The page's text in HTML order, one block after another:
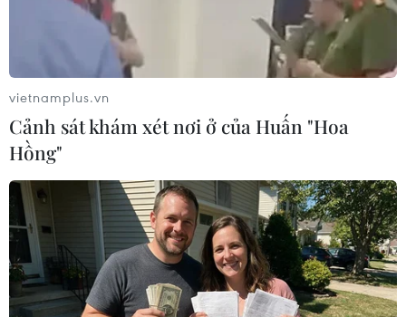
Bộ Ngoại giao UAE nhấn mạnh việc mở lại Đại sứ quán
tại Beirut phản ánh cam kết của nước này trong việc hỗ
trợ sự ổn định, phát triển ở Liban trên nhiều lĩnh vực.
vietnamplus.vn
Cảnh sát khám xét nơi ở của Huấn "Hoa
Hồng"